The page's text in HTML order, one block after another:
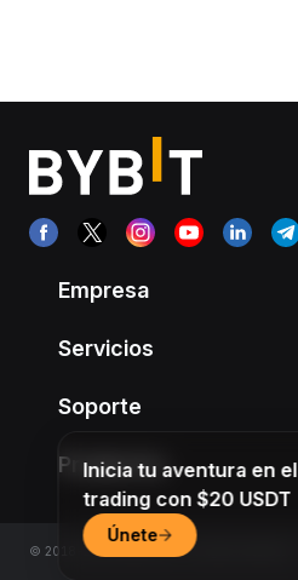
Empresa
Servicios
Soporte
Productos
© 2018-2026 Bybit.com. All rights reserved.
Inicia tu aventura en el
trading con $20 USDT
Únete